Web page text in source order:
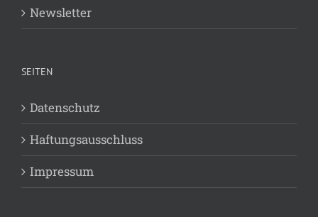
Newsletter
SEITEN
Datenschutz
Haftungsausschluss
Impressum